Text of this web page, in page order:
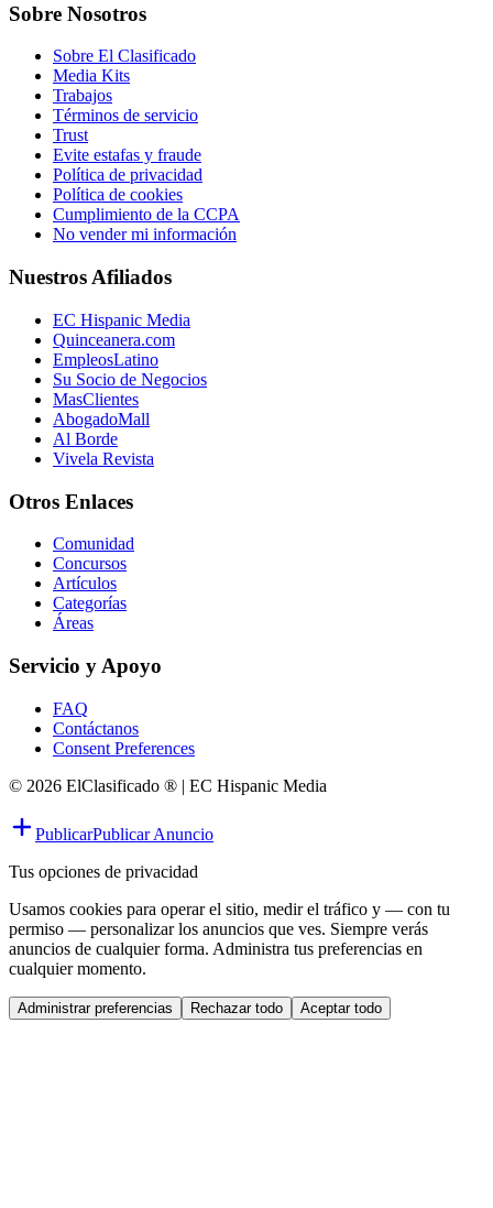
Sobre Nosotros
Sobre El Clasificado
Media Kits
Trabajos
Términos de servicio
Trust
Evite estafas y fraude
Política de privacidad
Política de cookies
Cumplimiento de la CCPA
No vender mi información
Nuestros Afiliados
EC Hispanic Media
Quinceanera.com
EmpleosLatino
Su Socio de Negocios
MasClientes
AbogadoMall
Al Borde
Vivela Revista
Otros Enlaces
Comunidad
Concursos
Artículos
Categorías
Áreas
Servicio y Apoyo
FAQ
Contáctanos
Consent Preferences
© 2026 ElClasificado ® | EC Hispanic Media
PublicarPublicar Anuncio
Tus opciones de privacidad
Usamos cookies para operar el sitio, medir el tráfico y — con tu
permiso — personalizar los anuncios que ves. Siempre verás
anuncios de cualquier forma. Administra tus preferencias en
cualquier momento.
Administrar preferencias Rechazar todo Aceptar todo